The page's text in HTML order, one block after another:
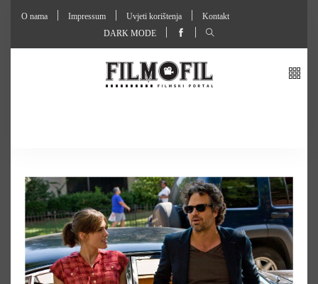
O nama Impressum Uvjeti korištenja
Kontakt
DARK MODE